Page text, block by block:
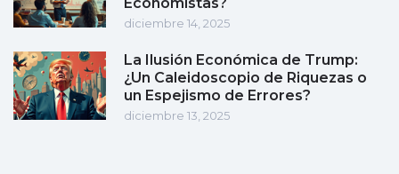
diciembre 14, 2025
La Ilusión Económica de Trump:
¿Un Caleidoscopio de Riquezas o
un Espejismo de Errores?
diciembre 13, 2025